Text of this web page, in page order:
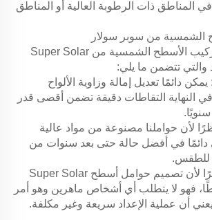
في المناطق ذات الرطوبة العالية أو المناطق
الشمسية من سوبر سولار
تتمتع جميع أنظمة تركيب الأسطح الشمسية من Super Solar
والتي تتضمن ما يلي:
دائمًا تعديل إمالة وزاوية الألواح
النهاية التقاطات دقيقة تضمن أقصى قدر
لأن حواملنا مصنوعة من مواد عالية
دائمًا في أفضل حالة حتى بعد سنوات من
للطقس.
التركيب السريع: نظرًا لأن تصميم حوامل أسطح Super Solar
فهو لا يتطلب أي أشخاص ماهرين وهو أمر
أن عملية الإعداد سريعة وغير مكلفة.